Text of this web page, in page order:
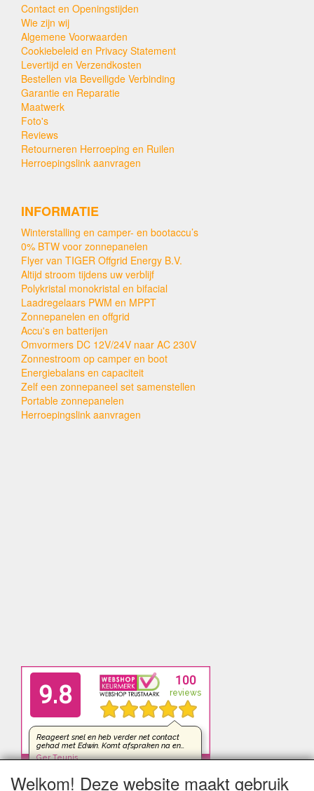
Contact en Openingstijden
Wie zijn wij
Algemene Voorwaarden
Cookiebeleid en Privacy Statement
Levertijd en Verzendkosten
Bestellen via Beveiligde Verbinding
Garantie en Reparatie
Maatwerk
Foto's
Reviews
Retourneren Herroeping en Ruilen
Herroepingslink aanvragen
INFORMATIE
Winterstalling en camper- en bootaccu’s
0% BTW voor zonnepanelen
Flyer van TIGER Offgrid Energy B.V.
Altijd stroom tijdens uw verblijf
Polykristal monokristal en bifacial
Laadregelaars PWM en MPPT
Zonnepanelen en offgrid
Accu's en batterijen
Omvormers DC 12V/24V naar AC 230V
Zonnestroom op camper en boot
Energiebalans en capaciteit
Zelf een zonnepaneel set samenstellen
Portable zonnepanelen
Herroepingslink aanvragen
Welkom! Deze website maakt gebruik